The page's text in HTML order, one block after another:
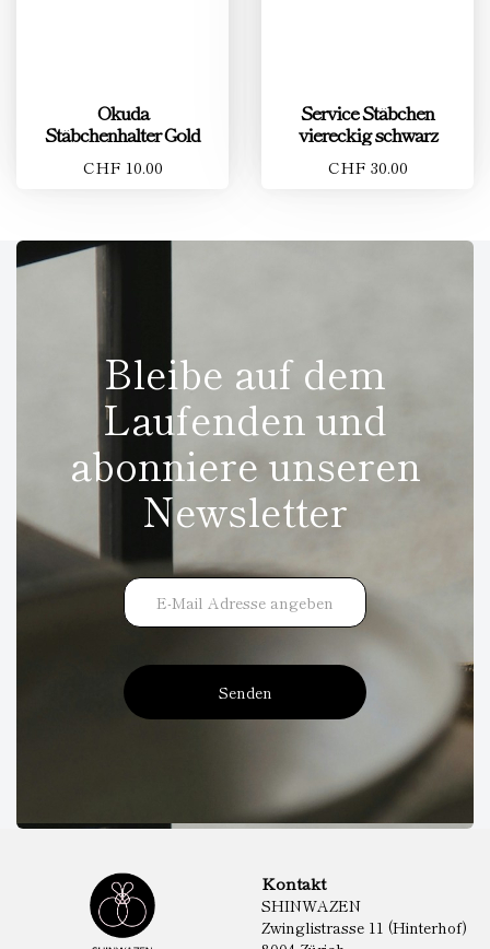
Okuda
Stäbchenhalter Gold
CHF 10.00
Service Stäbchen
viereckig schwarz
CHF 30.00
Bleibe auf dem
Laufenden und
abonniere unseren
Newsletter
Senden
Kontakt
SHINWAZEN
Zwinglistrasse 11 (Hinterhof)